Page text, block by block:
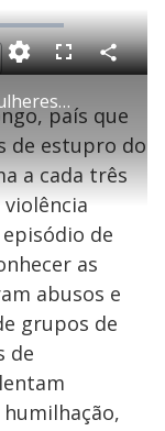
Congo, um País Sem Paz : Mulheres relatam abusos sexuais sofridos como forma de humilhação em guerras
F
l
s
c
r
e
n
C
o
a
r
i
l
h
a
país que
de estupro do
a cada três
de
as
abusos e
grupos de
de